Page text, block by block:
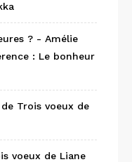
? - Amélie
: Le bonheur
Trois voeux de
voeux de Liane